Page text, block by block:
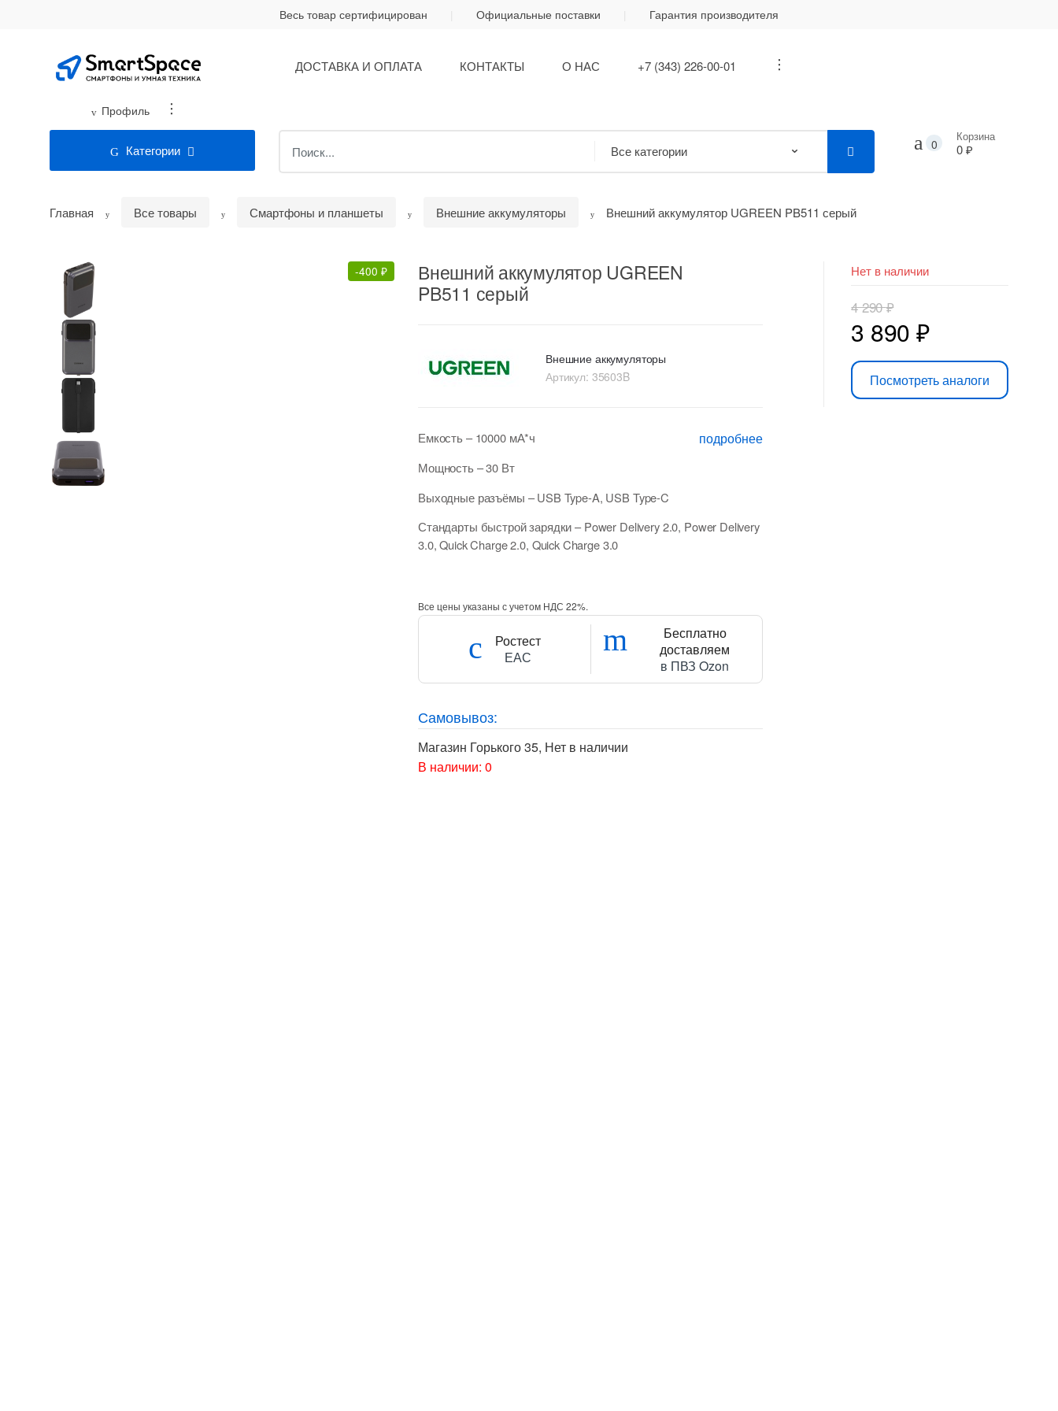
Весь товар сертифицирован Официальные поставки Гарантия производителя
ДОСТАВКА И ОПЛАТА КОНТАКТЫ О НАС +7 (343) 226-00-01 ...
Профиль ...
Категории
Search
for:
0
Корзина
0 ₽
Главная Все товары Смартфоны и планшеты Внешние аккумуляторы Внешний аккумулятор UGREEN PB511 серый
-400 ₽
Внешний аккумулятор UGREEN
PB511 серый
Внешние аккумуляторы
Артикул: 35603B
подробнее
Емкость– 10000 мА*ч
Мощность– 30 Вт
Выходные разъёмы –USB Type-A, USB Type-C
Стандарты быстрой зарядки–Power Delivery 2.0, Power Delivery
3.0,Quick Charge 2.0, Quick Charge 3.0
Все цены указаны с учетом НДС 22%.
Ростест
ЕАС
Бесплатно
доставляем
в ПВЗ Ozon
Самовывоз:
Магазин Горького 35, Нет в наличии
В наличии: 0
Нет в наличии
4 290₽
Первоначальная
цена
составляла
3 890 ₽Текущая
цена:
3
Посмотреть аналоги